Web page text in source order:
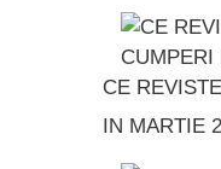
CE
IN MARTIE